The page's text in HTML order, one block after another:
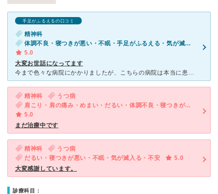
手足がふるえるの口コミ
精神科
体調不良・寝つきが悪い・不眠・手足がふるえる・気が滅入る・不安・物忘れがひどい
5.0
大変お世話になってます
今まで色々な病院にかかりましたが、こちらの病院は本当に患者の事を考えてくれます。 『貴方は頑張ってます』『絶対に見棄てません、一緒に治していきましょう』かけて欲しかった言葉を沢山頂きました。 先生
精神科
うつ病
肩こり・肩の痛み・めまい・だるい・体調不良・寝つきが悪い・不眠・気が滅入る・不安・幻想・妄想
5.0
まだ治療中です
精神科
うつ病
だるい・寝つきが悪い・不眠・気が滅入る・不安
5.0
大変感謝しています。
診療科目：